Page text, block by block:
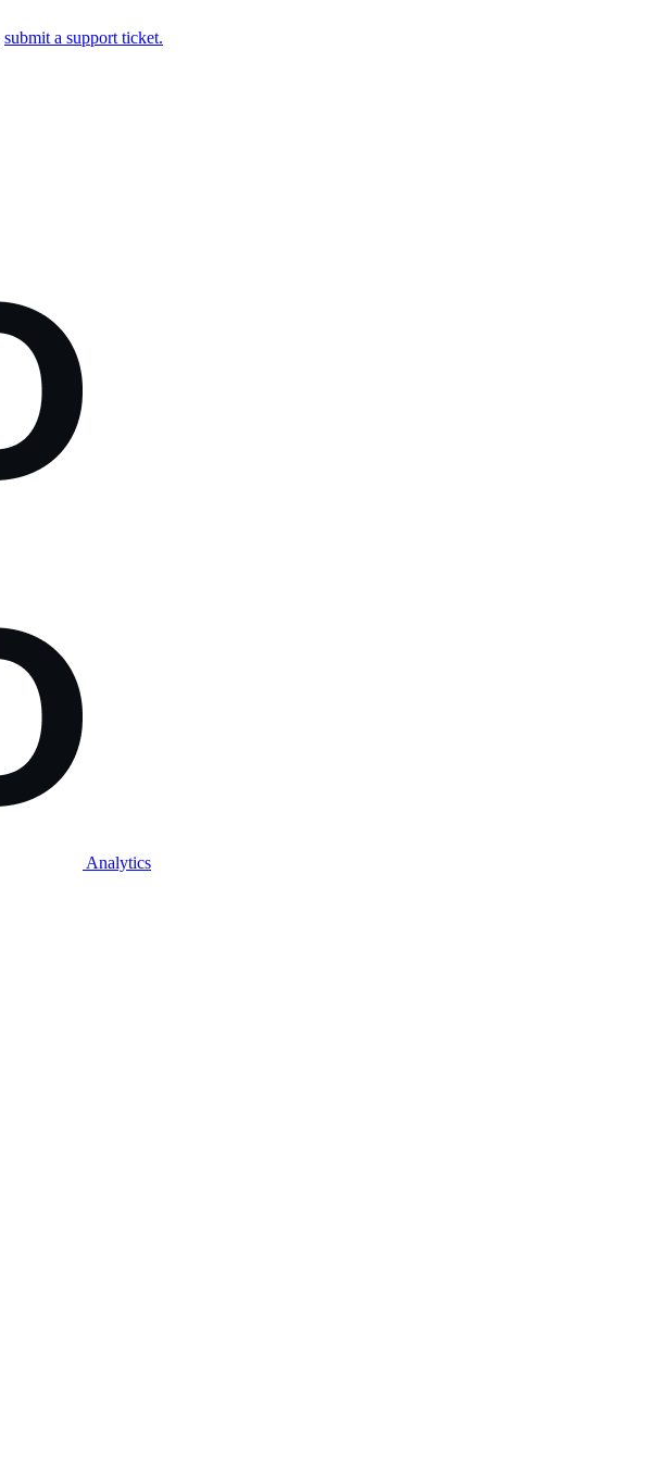
submit a support ticket.
Analytics